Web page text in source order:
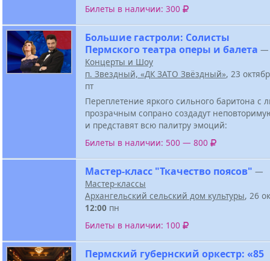
Билеты в наличии: 300
Большие гастроли: Солисты
Пермского театра оперы и балета —
Концерты и Шоу
п. Звездный, «ДК ЗАТО Звёздный», 23
пт
Переплетение яркого сильного баритона с
прозрачным сопрано создадут
и представят всю палитру эмоций:
Билеты в наличии: 500 — 800
Мастер-класс "Ткачество поясов" —
Мастер-классы
Архангельский сельский дом культуры, 26
12:00 пн
Билеты в наличии: 100
Пермский губернский оркестр: «85